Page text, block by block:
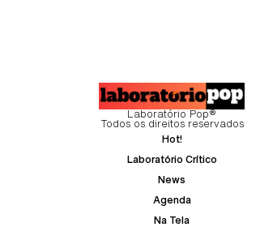
Laboratório Pop®
Todos os direitos reservados
Hot!
Laboratório Crítico
News
Agenda
Na Tela